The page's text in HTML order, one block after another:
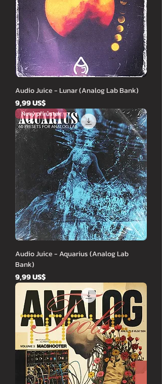
Audio Juice - Lunar (Analog Lab Bank)
Cena
9,99 US$
Nový přírůstek
Audio Juice - Aquarius (Analog Lab
Bank)
Cena
9,99 US$